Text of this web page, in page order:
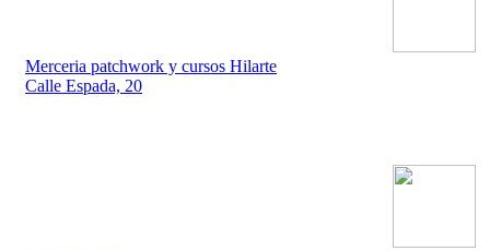
Merceria patchwork y cursos Hilarte
Calle Espada, 20